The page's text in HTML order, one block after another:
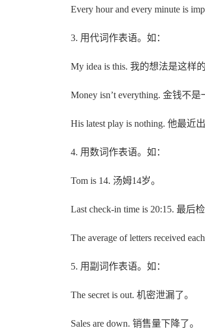
Every hour and every minute is
3. 用代词作表语。如：
My idea is this. 我的想法是这样的
Money isn’t everything. 金钱不是
His latest play is nothing. 他最近
4. 用数词作表语。如：
Tom is 14. 汤姆14岁。
Last check-in time is 20:15. 最后检
The average of letters received
5. 用副词作表语。如：
The secret is out. 机密泄漏了。
Sales are down. 销售量下降了。